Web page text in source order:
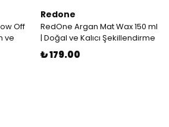
Off
ve
Redone
RedOne Argan Mat Wax 150 ml
| Doğal ve Kalıcı Şekillendirme
₺ 179.00